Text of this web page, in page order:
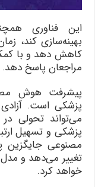
این فناوری
بهینه‌سازی کند،
کاهش دهد و با
مراجعان پاسخ دهد.
پیشرفت هوش
پزشکی است.
می‌تواند تحولی
پزشکی و تسهیل
مصنوعی جایگزین
تغییر می‌دهد و
خواهد کرد.